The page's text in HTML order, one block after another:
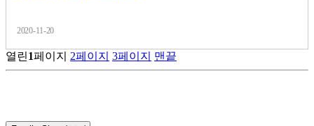
2020-11-20
열린1페이지 2페이지 3페이지 맨끝